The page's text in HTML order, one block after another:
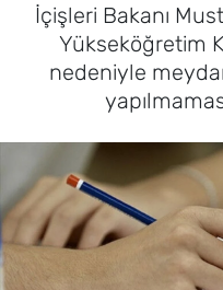
İçişleri Bakanı
Yükseköğretim
nedeniyle
TEKNOLOJİ
SPOR
EĞİTİM
SAĞLIK
TV REHBERİ
Haber Arşivi